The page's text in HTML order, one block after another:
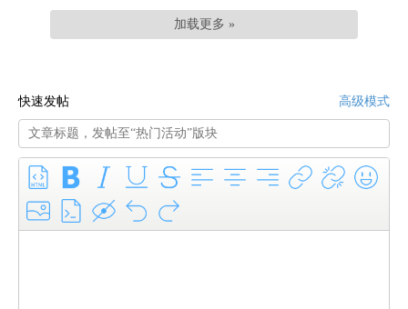
加载更多 »
快速发帖 高级模式